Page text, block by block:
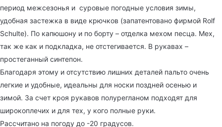
период межсезонья и суровые погодные условия зимы,
удобная застежка в виде крючков (запатентовано фирмой Rolf
Schulte). По капюшону и по борту – отделка мехом песца. Мех,
так же как и подкладка, не отстегивается. В рукавах –
простеганный синтепон.
Благодаря этому и отсутствию лишних деталей пальто очень
легкие и удобные, идеальны для носки поздней осенью и
зимой. За счет кроя рукавов полурегланом подходят для
широкоплечих и для тех, у кого полные руки.
Рассчитано на погоду до -20 градусов.